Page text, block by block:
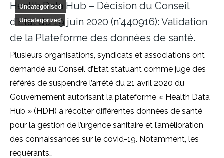
Uncategorised
Uncategorized
Health Data Hub – Décision du Conseil
d’Etat du 19 juin 2020 (n°440916): Validation
de la Plateforme des données de santé.
Plusieurs organisations, syndicats et associations ont
demandé au Conseil d’Etat statuant comme juge des
référés de suspendre l’arrêté du 21 avril 2020 du
Gouvernement autorisant la plateforme « Health Data
Hub » (HDH) à récolter différentes données de santé
pour la gestion de l’urgence sanitaire et l’amélioration
des connaissances sur le covid-19. Notamment, les
requérants…